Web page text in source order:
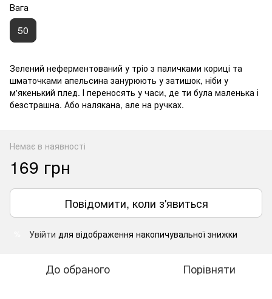
Вага
50
Зелений неферментований у тріо з паличками кориці та
шматочками апельсина занурюють у затишок, ніби у
м'якенький плед. І переносять у часи, де ти була маленька і
безстрашна. Або налякана, але на ручках.
Немає в наявності
169 грн
Повідомити, коли з'явиться
Увійти для відображення накопичувальної знижки
До обраного Порівняти